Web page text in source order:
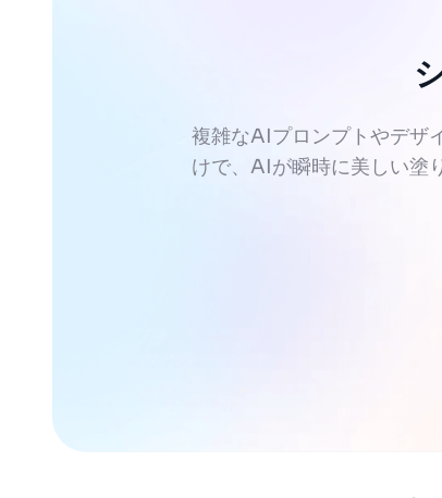
複雑なAIプロンプトやデザ
けで、AIが瞬時に美しい塗